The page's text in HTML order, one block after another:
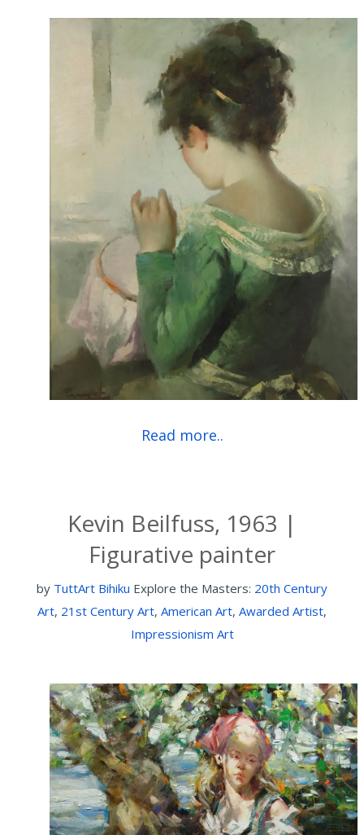
Read more..
Kevin Beilfuss, 1963 |
Figurative painter
by TuttArt Bihiku Explore the Masters: 20th Century
Art, 21st Century Art, American Art, Awarded Artist,
Impressionism Art